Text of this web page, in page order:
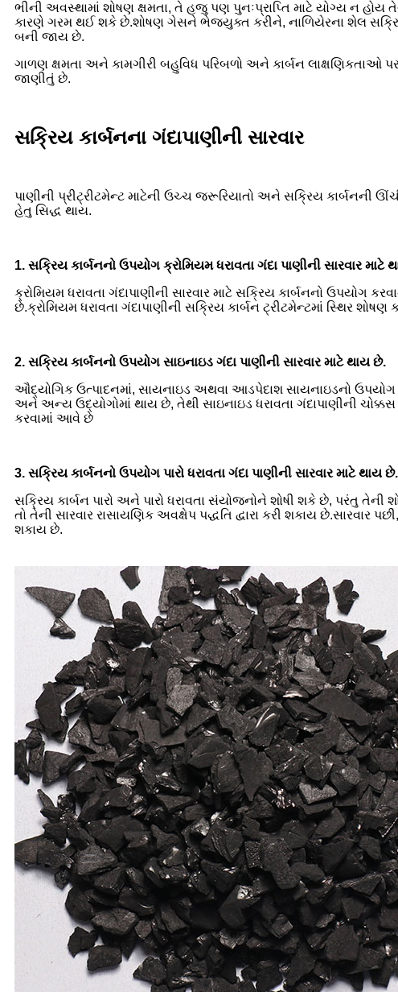
ભીની અવસ્થામાં શોષણ ક્ષમતા, તે હજુ પણ પુનઃપ્રાપ્તિ માટે યોગ્ય ન હોય
કારણે ગરમ થઈ શકે છે.શોષણ ગેસને ભેજયુક્ત કરીને, નાળિયેરના શેલ સક્રિય
બની જાય છે.
ગાળણ ક્ષમતા અને કામગીરી બહુવિધ પરિબળો અને કાર્બન લાક્ષણિકતાઓ
જાણીતું છે.
સક્રિય કાર્બનના ગંદાપાણીની સારવાર
પાણીની પ્રીટ્રીટમેન્ટ માટેની ઉચ્ચ જરૂરિયાતો અને સક્રિય કાર્બનની
હેતુ સિદ્ધ થાય.
1. સક્રિય કાર્બનનો ઉપયોગ ક્રોમિયમ ધરાવતા ગંદા પાણીની સારવાર માટે
ક્રોમિયમ ધરાવતા ગંદાપાણીની સારવાર માટે સક્રિય કાર્બનનો ઉપયોગ
છે.ક્રોમિયમ ધરાવતા ગંદાપાણીની સક્રિય કાર્બન ટ્રીટમેન્ટમાં સ્થિર
2. સક્રિય કાર્બનનો ઉપયોગ સાઇનાઇડ ગંદા પાણીની સારવાર માટે થાય છે.
ઔદ્યોગિક ઉત્પાદનમાં, સાયનાઇડ અથવા આડપેદાશ સાયનાઇડનો ઉપયોગ
અને અન્ય ઉદ્યોગોમાં થાય છે, તેથી સાઇનાઇડ ધરાવતા ગંદાપાણીની
કરવામાં આવે છે
3. સક્રિય કાર્બનનો ઉપયોગ પારો ધરાવતા ગંદા પાણીની સારવાર માટે થાય છે.
સક્રિય કાર્બન પારો અને પારો ધરાવતા સંયોજનોને શોષી શકે છે, પરંતુ તેની
તો તેની સારવાર રાસાયણિક અવક્ષેપ પદ્ધતિ દ્વારા કરી શકાય
શકાય છે.